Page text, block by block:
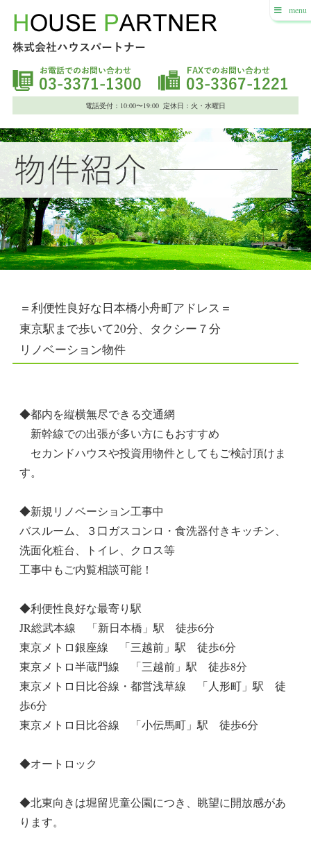
電話受付：10:00〜19:00 定休日：火・水曜日
＝利便性良好な日本橋小舟町アドレス＝
東京駅まで歩いて20分、タクシー７分
リノベーション物件
◆都内を縦横無尽できる交通網
新幹線での出張が多い方にもおすすめ
セカンドハウスや投資用物件としてもご検討頂けま
す。
◆新規リノベーション工事中
バスルーム、３口ガスコンロ・食洗器付きキッチン、
洗面化粧台、トイレ、クロス等
工事中もご内覧相談可能！
◆利便性良好な最寄り駅
JR総武本線 「新日本橋」駅 徒歩6分
東京メトロ銀座線 「三越前」駅 徒歩6分
東京メトロ半蔵門線 「三越前」駅 徒歩8分
東京メトロ日比谷線・都営浅草線 「人形町」駅 徒
歩6分
東京メトロ日比谷線 「小伝馬町」駅 徒歩6分
◆オートロック
◆北東向きは堀留児童公園につき、眺望に開放感があ
ります。
menu